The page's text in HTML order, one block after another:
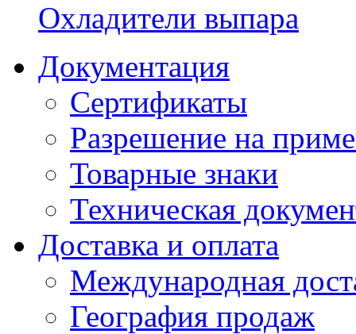
Охладители выпара
Документация
Сертификаты
Разрешение на
Товарные знаки
Техническая
Доставка и оплата
Международная
География продаж